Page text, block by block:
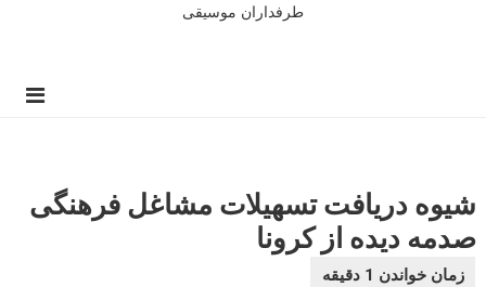
طرفداران موسیقی
شیوه دریافت تسهیلات مشاغل فرهنگی
صدمه دیده از کرونا